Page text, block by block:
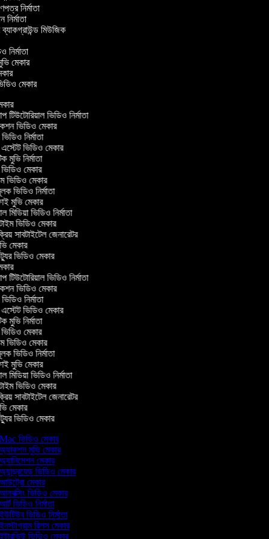
নির্মাতা
নির্মাতা
ব্যাকগ্রাউন্ড মিউজিক
নির্মাতা
মেকার
মেকার
ভিডিও নির্মাতা
ভিডিও মেকার
নির্মাতা
ভিডিও মেকার
মুভি নির্মাতা
মেকার
ভিডিও মেকার
ভিডিও নির্মাতা
মুভি মেকার
ভিডিও নির্মাতা
ভিডিও মেকার
সাবটাইটেল জেনারেটর
মেকার
ভিডিও মেকার
ভিডিও নির্মাতা
ভিডিও মেকার
নির্মাতা
ভিডিও মেকার
মুভি নির্মাতা
মেকার
ভিডিও মেকার
ভিডিও নির্মাতা
মুভি মেকার
ভিডিও নির্মাতা
ভিডিও মেকার
সাবটাইটেল জেনারেটর
মেকার
ভিডিও মেকার
ভিডিও মেকার
মুভি মেকার
মেকার
ভিডিও মেকার
মেকার
ভিডিও মেকার
ভিডিও নির্মাতা
ভিডিও নির্মাতা
রিলস মেকার
ভিডিও মেকার